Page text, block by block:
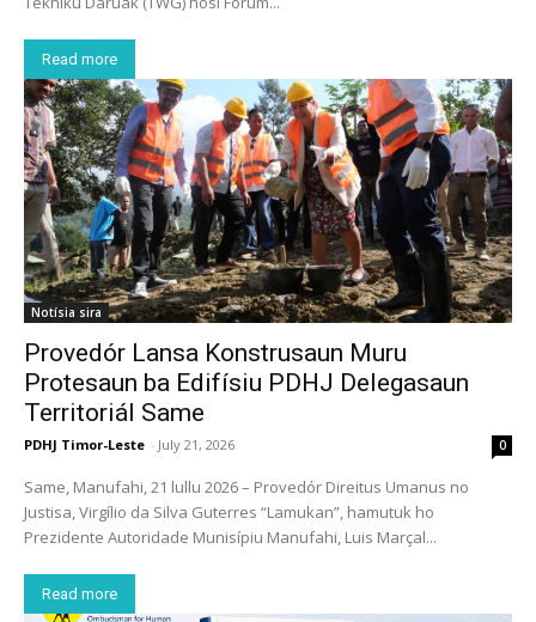
Read more
Notísia sira
Provedór Lansa Konstrusaun Muru
Protesaun ba Edifísiu PDHJ Delegasaun
Territoriál Same
PDHJ Timor-Leste - July 21, 2026 0
Same, Manufahi, 21 lullu 2026 – Provedór Direitus Umanus no
Justisa, Virgílio da Silva Guterres “Lamukan”, hamutuk ho
Prezidente Autoridade Munisípiu Manufahi, Luis Marçal...
Read more